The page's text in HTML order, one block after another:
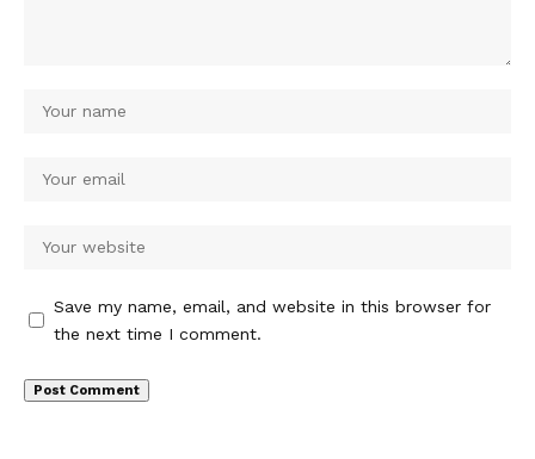
Save my name, email, and website in this browser for
the next time I comment.